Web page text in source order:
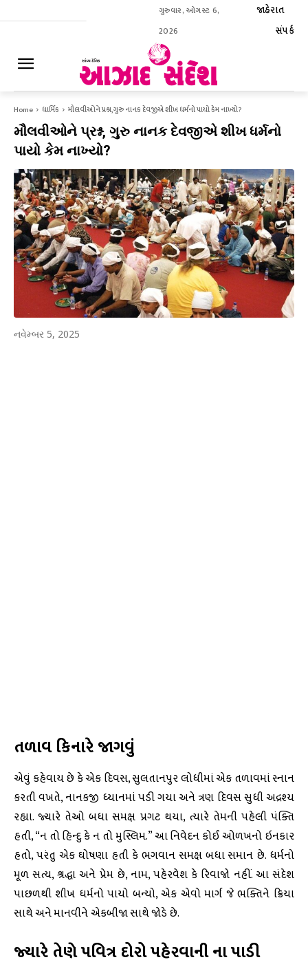
ગુરુવાર, ઓગસ્ટ 6,
2026
જાહેરાત
સંપર્ક
Home ધાર્મિક મૌલવીઓને પ્રશ્ન, ગુરુ નાનક દેવજીએ શીખ ધર્મનો પાયો કેમ નાખ્યો?
મૌલવીઓને પ્રશ્ન, ગુરુ નાનક દેવજીએ શીખ ધર્મનો
પાયો કેમ નાખ્યો?
નવેમ્બર 5, 2025
તળાવ કિનારે જાગવું
એવું કહેવાય છે કે એક દિવસ, સુલતાનપુર લોધીમાં એક તળાવમાં સ્નાન
કરતી વખતે, નાનકજી ધ્યાનમાં પડી ગયા અને ત્રણ દિવસ સુધી અદ્રશ્ય
રહ્યા. જ્યારે તેઓ બધા સમક્ષ પ્રગટ થયા, ત્યારે તેમની પહેલી પંક્તિ
હતી, “ન તો હિન્દુ કે ન તો મુસ્લિમ.” આ નિવેદન કોઈ ઓળખનો ઇનકાર
હતો, પરંતુ એક ઘોષણા હતી કે ભગવાન સમક્ષ બધા સમાન છે. ધર્મનો
મૂળ સત્ય, શ્રદ્ધા અને પ્રેમ છે, નામ, પહેરવેશ કે રિવાજો નહીં. આ સંદેશ
પાછળથી શીખ ધર્મનો પાયો બન્યો, એક એવો માર્ગ જે ભક્તિને ક્રિયા
સાથે અને માનવીને એકબીજા સાથે જોડે છે.
જ્યારે તેણે પવિત્ર દોરો પહેરવાની ના પાડી